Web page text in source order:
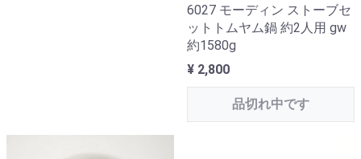
6027 モーディン ストーブセ
ットトムヤム鍋 約2人用 gw
約1580g
¥ 2,800
品切れ中です